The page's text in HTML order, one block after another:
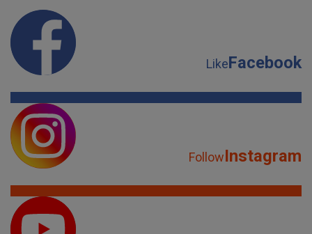
LikeFacebook
FollowInstagram